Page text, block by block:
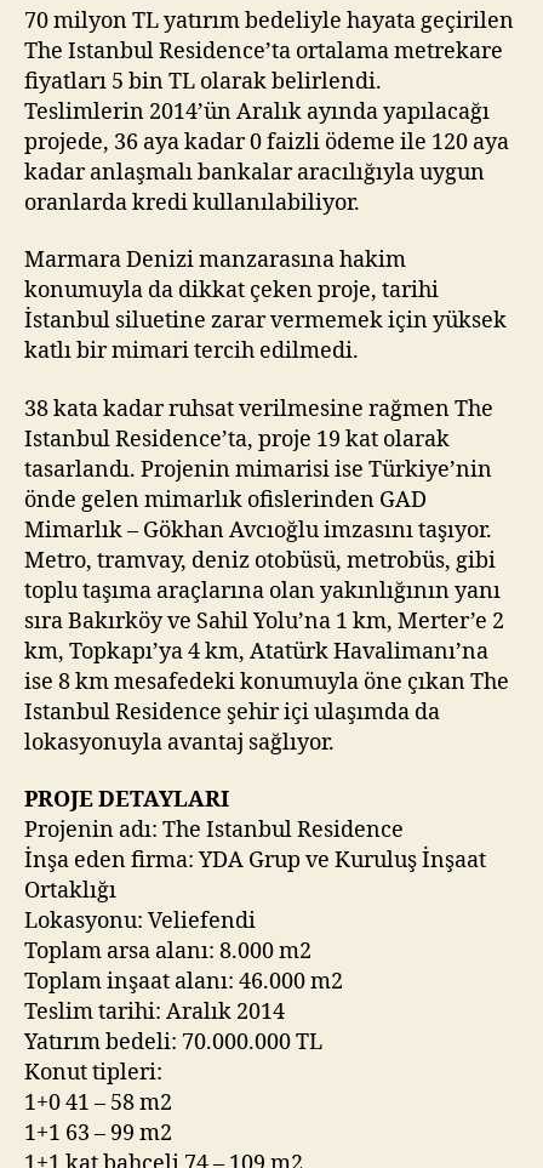
70 milyon TL yatırım bedeliyle hayata geçirilen
The Istanbul Residence’ta ortalama metrekare
fiyatları 5 bin TL olarak belirlendi.
Teslimlerin 2014’ün Aralık ayında yapılacağı
projede, 36 aya kadar 0 faizli ödeme ile 120 aya
kadar anlaşmalı bankalar aracılığıyla uygun
oranlarda kredi kullanılabiliyor.
Marmara Denizi manzarasına hakim
konumuyla da dikkat çeken proje, tarihi
İstanbul siluetine zarar vermemek için yüksek
katlı bir mimari tercih edilmedi.
38 kata kadar ruhsat verilmesine rağmen The
Istanbul Residence’ta, proje 19 kat olarak
tasarlandı. Projenin mimarisi ise Türkiye’nin
önde gelen mimarlık ofislerinden GAD
Mimarlık – Gökhan Avcıoğlu imzasını taşıyor.
Metro, tramvay, deniz otobüsü, metrobüs, gibi
toplu taşıma araçlarına olan yakınlığının yanı
sıra Bakırköy ve Sahil Yolu’na 1 km, Merter’e 2
km, Topkapı’ya 4 km, Atatürk Havalimanı’na
ise 8 km mesafedeki konumuyla öne çıkan The
Istanbul Residence şehir içi ulaşımda da
lokasyonuyla avantaj sağlıyor.
PROJE DETAYLARI
Projenin adı: The Istanbul Residence
İnşa eden firma: YDA Grup ve Kuruluş İnşaat
Ortaklığı
Lokasyonu: Veliefendi
Toplam arsa alanı: 8.000 m2
Toplam inşaat alanı: 46.000 m2
Teslim tarihi: Aralık 2014
Yatırım bedeli: 70.000.000 TL
Konut tipleri:
1+0 41 – 58 m2
1+1 63 – 99 m2